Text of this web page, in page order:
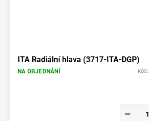
ITA Radiální hlava (3717-ITA-DGP)
NA OBJEDNÁNÍ KÓD:
−